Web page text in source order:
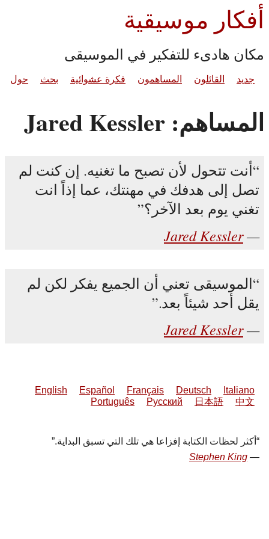
أفكار موسيقية
مكان هادىء للتفكير في الموسيقى
جديد القائلون المساهمون فكرة عشوائية بحث حول
المساهم: Jared Kessler
أنت تتحول لأن تصبح ما تغنيه. إن كنت لم
تصل إلى هدفك في مهنتك، عما إذاً انت
تغني يوم بعد الآخر؟
Jared Kessler
الموسيقى تعني أن الجميع يفكر لكن لم
يقل أحد شيئاً بعد.
Jared Kessler
English Español Français Deutsch
Italiano
Português
Русский 日本語 中文
أكثر لحظات الكتابة إفزاعا هي تلك التي تسبق البداية.
Stephen King